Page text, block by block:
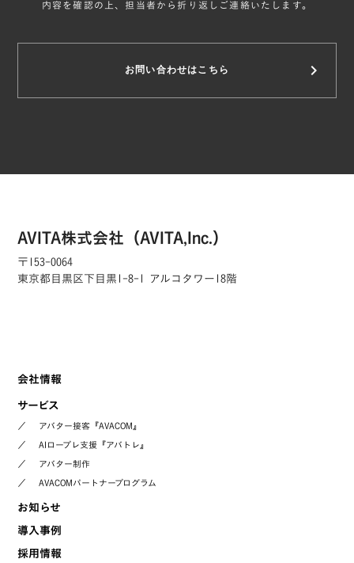
内容を確認の上、担当者から折り返しご連絡いたします。
お問い合わせはこちら keyboard_arrow_right
AVITA株式会社（AVITA,Inc.）
〒153-0064
東京都目黒区下目黒1-8-1 アルコタワー18階
会社情報
サービス
／
アバター接客『AVACOM』
／
AIロープレ支援『アバトレ』
／
アバター制作
／
AVACOMパートナープログラム
お知らせ
導入事例
採用情報